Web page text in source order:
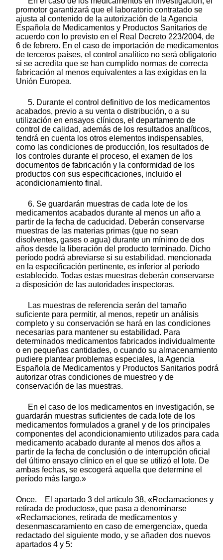
promotor garantizará que el laboratorio contratado se
ajusta al contenido de la autorización de la Agencia
Española de Medicamentos y Productos Sanitarios de
acuerdo con lo previsto en el Real Decreto 223/2004, de
6 de febrero. En el caso de importación de medicamentos
de terceros países, el control analítico no será obligatorio
si se acredita que se han cumplido normas de correcta
fabricación al menos equivalentes a las exigidas en la
Unión Europea.
5. Durante el control definitivo de los medicamentos
acabados, previo a su venta o distribución, o a su
utilización en ensayos clínicos, el departamento de
control de calidad, además de los resultados analíticos,
tendrá en cuenta los otros elementos indispensables,
como las condiciones de producción, los resultados de
los controles durante el proceso, el examen de los
documentos de fabricación y la conformidad de los
productos con sus especificaciones, incluido el
acondicionamiento final.
6. Se guardarán muestras de cada lote de los
medicamentos acabados durante al menos un año a
partir de la fecha de caducidad. Deberán conservarse
muestras de las materias primas (que no sean
disolventes, gases o agua) durante un mínimo de dos
años desde la liberación del producto terminado. Dicho
período podrá abreviarse si su estabilidad, mencionada
en la especificación pertinente, es inferior al período
establecido. Todas estas muestras deberán conservarse
a disposición de las autoridades inspectoras.
Las muestras de referencia serán del tamaño
suficiente para permitir, al menos, repetir un análisis
completo y su conservación se hará en las condiciones
necesarias para mantener su estabilidad. Para
determinados medicamentos fabricados individualmente
o en pequeñas cantidades, o cuando su almacenamiento
pudiere plantear problemas especiales, la Agencia
Española de Medicamentos y Productos Sanitarios podrá
autorizar otras condiciones de muestreo y de
conservación de las muestras.
En el caso de los medicamentos en investigación, se
guardarán muestras suficientes de cada lote de los
medicamentos formulados a granel y de los principales
componentes del acondicionamiento utilizados para cada
medicamento acabado durante al menos dos años a
partir de la fecha de conclusión o de interrupción oficial
del último ensayo clínico en el que se utilizó el lote. De
ambas fechas, se escogerá aquella que determine el
período más largo.»
Once. El apartado 3 del artículo 38, «Reclamaciones y
retirada de productos», que pasa a denominarse
«Reclamaciones, retirada de medicamentos y
desenmascaramiento en caso de emergencia», queda
redactado del siguiente modo, y se añaden dos nuevos
apartados 4 y 5: